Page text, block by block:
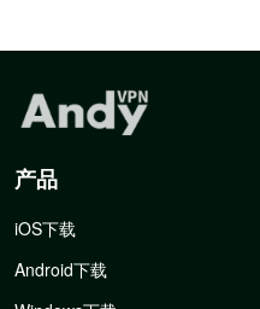
产品
iOS下载
Android下载